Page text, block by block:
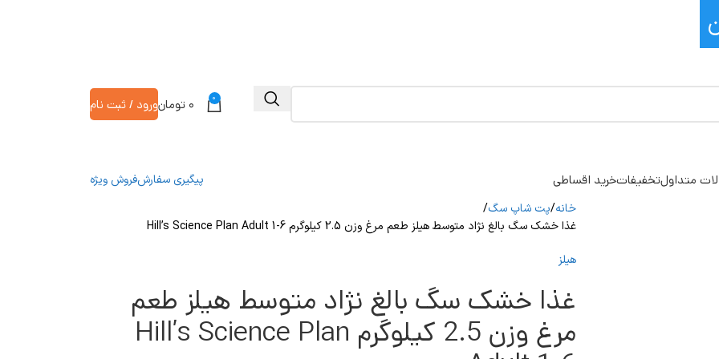
0 ۰تومانورود / ثبت نام
متداولتخفیفاتخرید اقساطی پیگیری سفارشفروش ویژه
خانه پت شاپ سگ
غذا خشک سگ بالغ نژاد متوسط هیلز طعم مرغ وزن 2.5 کیلوگرم Hill’s Science Plan Adult 1-6
هیلز
غذا خشک سگ بالغ نژاد متوسط هیلز طعم
مرغ وزن 2.5 کیلوگرم Hill’s Science Plan